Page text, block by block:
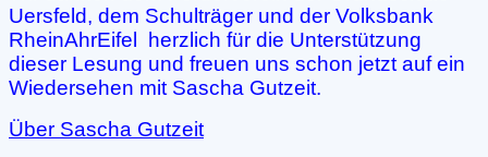
Uersfeld, dem Schulträger und der Volksbank
RheinAhrEifel herzlich für die Unterstützung
dieser Lesung und freuen uns schon jetzt auf ein
Wiedersehen mit Sascha Gutzeit.
Über Sascha Gutzeit